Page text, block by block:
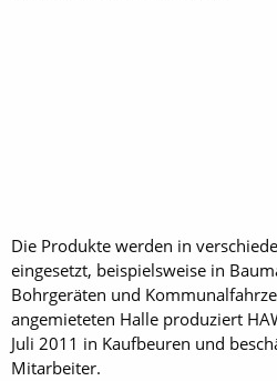
Die Produkte werden in
eingesetzt, beispielsweise in
Bohrgeräten und
angemieteten Halle produziert
Juli 2011 in Kaufbeuren und
Mitarbeiter.